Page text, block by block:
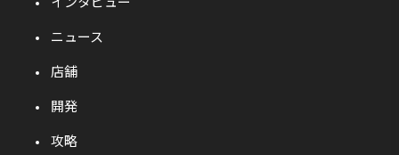
ニュース
店舗
開発
攻略